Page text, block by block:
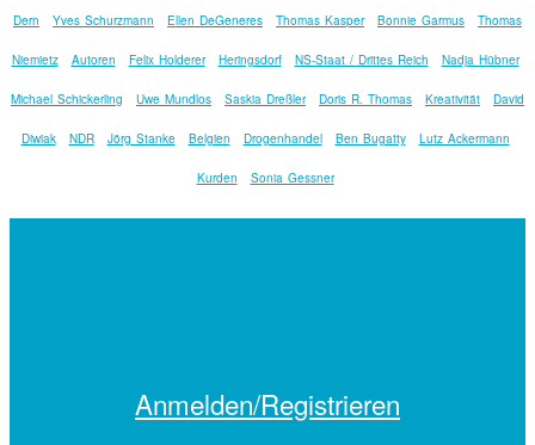
Dern Yves Schurzmann Ellen DeGeneres Thomas Kasper Bonnie Garmus Thomas
Niemietz Autoren Felix Holderer Heringsdorf NS-Staat / Drittes Reich Nadja Hübner
Michael Schickerling Uwe Mundlos Saskia Dreßler Doris R. Thomas Kreativität David
Diwiak NDR Jörg Stanke Belgien Drogenhandel Ben Bugatty Lutz Ackermann
Kurden Sonia Gessner
Anmelden/Registrieren